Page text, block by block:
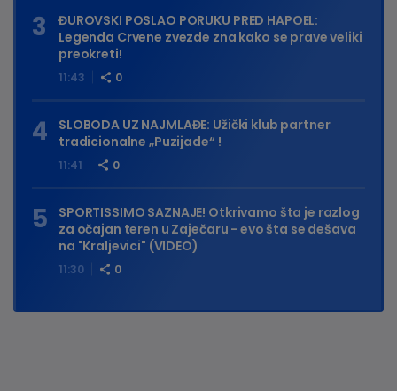
11:43 0
ĐUROVSKI POSLAO PORUKU PRED HAPOEL:
Legenda Crvene zvezde zna kako se prave veliki
preokreti!
11:41 0
SLOBODA UZ NAJMLAĐE: Užički klub partner
tradicionalne „Puzijade“ !
11:30 0
SPORTISSIMO SAZNAJE! Otkrivamo šta je razlog
za očajan teren u Zaječaru - evo šta se dešava
na "Kraljevici" (VIDEO)